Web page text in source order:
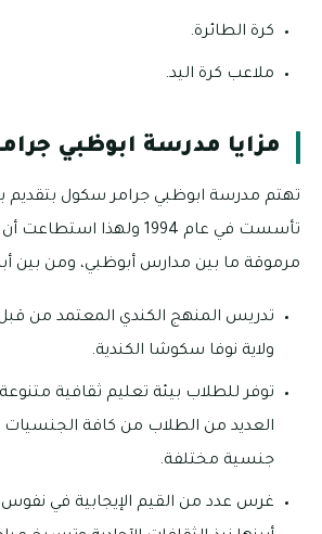
كرة الطائرة.
ملاعب كرة اليد.
مزايا مدرسة ابوظبي
تهتم مدرسة ابوظبي جرامر سكول بتقديم
تأسست في عام 1994 ولهذا
مرموقة ما بين مدارس أبوظبي، ومن بين
تدريس المنهج الكندي المعتمد من قبل
ولاية نوفا سكوشا الكندية.
توفر للطلاب بيئة تعليم ثقافية
جنسية مختلفة.
غرس عدد من القيم الإيجابية في